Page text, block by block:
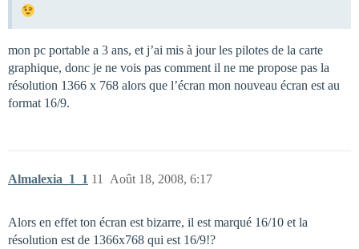
mon pc portable a 3 ans, et j’ai mis à jour les pilotes de la carte
graphique, donc je ne vois pas comment il ne me propose pas la
résolution 1366 x 768 alors que l’écran mon nouveau écran est au
format 16/9.
Almalexia_1_1 Août 18, 2008, 6:17
11
Alors en effet ton écran est bizarre, il est marqué 16/10 et la
résolution est de 1366x768 qui est 16/9!?